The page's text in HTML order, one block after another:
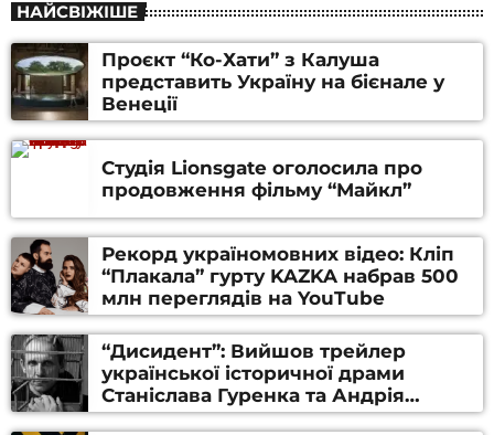
НАЙСВІЖІШЕ
Проєкт “Ко-Хати” з Калуша
представить Україну на бієнале у
Венеції
Студія Lionsgate оголосила про
продовження фільму “Майкл”
Рекорд україномовних відео: Кліп
“Плакала” гурту KAZKA набрав 500
млн переглядів на YouTube
“Дисидент”: Вийшов трейлер
української історичної драми
Станіслава Гуренка та Андрія
Алфьорова (ВІДЕО)